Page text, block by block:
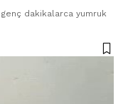
dakikalarca yumruk